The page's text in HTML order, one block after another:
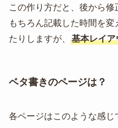
この作り方だと、後から修
もちろん記載した時間を
たりしますが、 基本レイ
ベタ書きのページは？
各ページはこのような感じ